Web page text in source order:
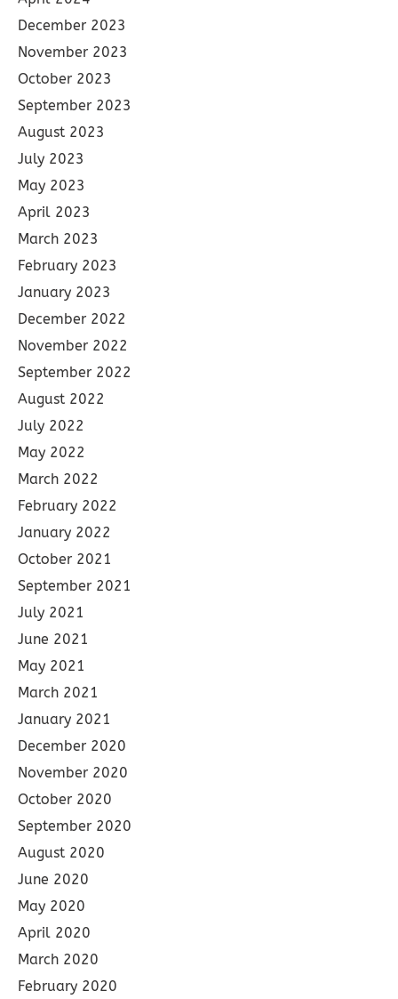
December 2023
November 2023
October 2023
September 2023
August 2023
July 2023
May 2023
April 2023
March 2023
February 2023
January 2023
December 2022
November 2022
September 2022
August 2022
July 2022
May 2022
March 2022
February 2022
January 2022
October 2021
September 2021
July 2021
June 2021
May 2021
March 2021
January 2021
December 2020
November 2020
October 2020
September 2020
August 2020
June 2020
May 2020
April 2020
March 2020
February 2020